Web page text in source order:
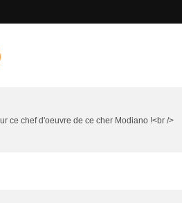
ce chef d'oeuvre de ce cher Modiano !<br />